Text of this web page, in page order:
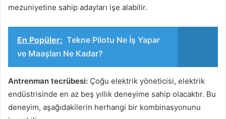
mezuniyetine sahip adayları işe alabilir.
En Popüler: Tekne Pilotu Ne İş Yapar
ve Maaşları Ne Kadar?
Antrenman tecrübesi: Çoğu elektrik yöneticisi, elektrik
endüstrisinde en az beş yıllık deneyime sahip olacaktır. Bu
deneyim, aşağıdakilerin herhangi bir kombinasyonunu